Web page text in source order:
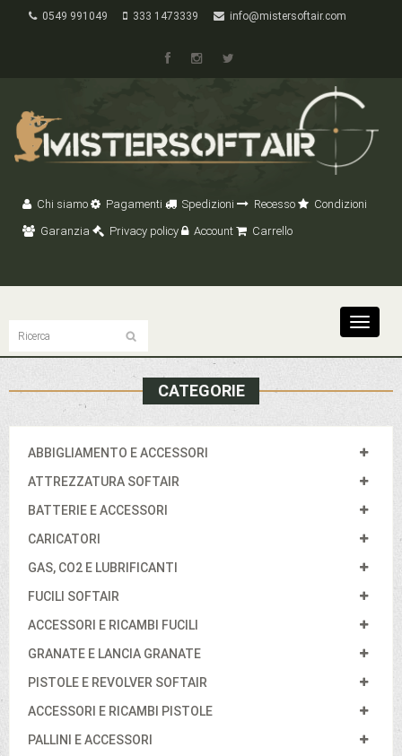
0549 991049 333 1473339 info@mistersoftair.com
Chi siamo Pagamenti Spedizioni Recesso
Condizioni
Garanzia
Privacy policy Account Carrello
Toggle
CATEGORIE
ABBIGLIAMENTO E ACCESSORI
ATTREZZATURA SOFTAIR
BATTERIE E ACCESSORI
CARICATORI
GAS, CO2 E LUBRIFICANTI
FUCILI SOFTAIR
ACCESSORI E RICAMBI FUCILI
GRANATE E LANCIA GRANATE
PISTOLE E REVOLVER SOFTAIR
ACCESSORI E RICAMBI PISTOLE
PALLINI E ACCESSORI